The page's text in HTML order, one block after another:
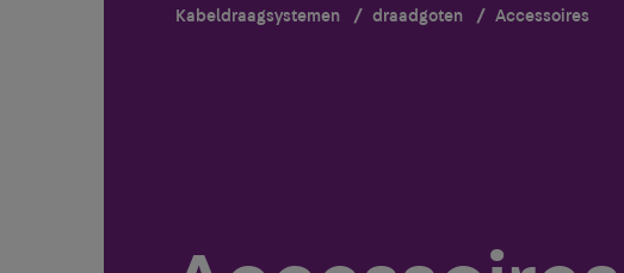
Kabeldraagsystemen draadgoten Accessoires